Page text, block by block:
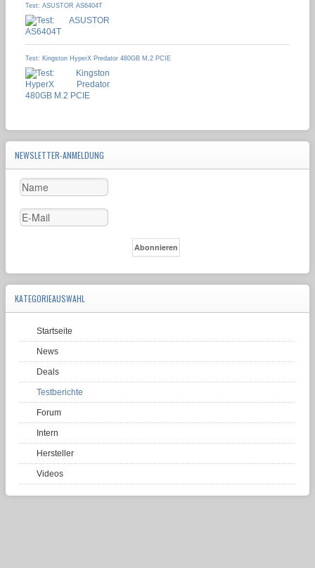
Test: ASUSTOR AS6404T
Test: Kingston HyperX Predator 480GB M.2 PCIE
NEWSLETTER-ANMELDUNG
KATEGORIEAUSWAHL
Startseite
News
Deals
Testberichte
Forum
Intern
Hersteller
Videos